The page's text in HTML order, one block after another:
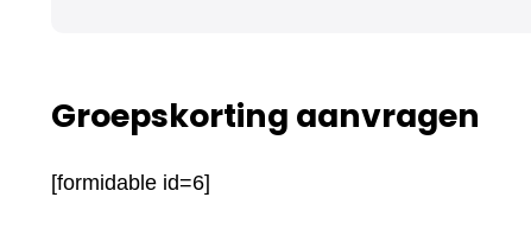
Groepskorting aanvragen
[formidable id=6]